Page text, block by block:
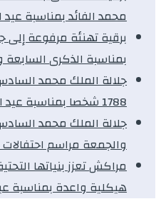
محمد الفائد بمناسبة
برقية تهنئة مرفوعة
بمناسبة الذكرى
جلالة الملك محمد
1788 شخصا بمناسبة عيد العرش المجيد
جلالة الملك محمد
والجمعة مراسم
مراكش تعزز بنياتها
هيكلية واعدة بمناسبة